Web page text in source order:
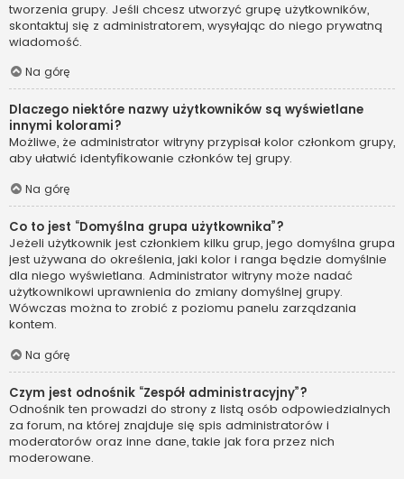
tworzenia grupy. Jeśli chcesz utworzyć grupę użytkowników,
skontaktuj się z administratorem, wysyłając do niego prywatną
wiadomość.
Na górę
Dlaczego niektóre nazwy użytkowników są wyświetlane
innymi kolorami?
Możliwe, że administrator witryny przypisał kolor członkom grupy,
aby ułatwić identyfikowanie członków tej grupy.
Na górę
Co to jest “Domyślna grupa użytkownika”?
Jeżeli użytkownik jest członkiem kilku grup, jego domyślna grupa
jest używana do określenia, jaki kolor i ranga będzie domyślnie
dla niego wyświetlana. Administrator witryny może nadać
użytkownikowi uprawnienia do zmiany domyślnej grupy.
Wówczas można to zrobić z poziomu panelu zarządzania
kontem.
Na górę
Czym jest odnośnik “Zespół administracyjny”?
Odnośnik ten prowadzi do strony z listą osób odpowiedzialnych
za forum, na której znajduje się spis administratorów i
moderatorów oraz inne dane, takie jak fora przez nich
moderowane.